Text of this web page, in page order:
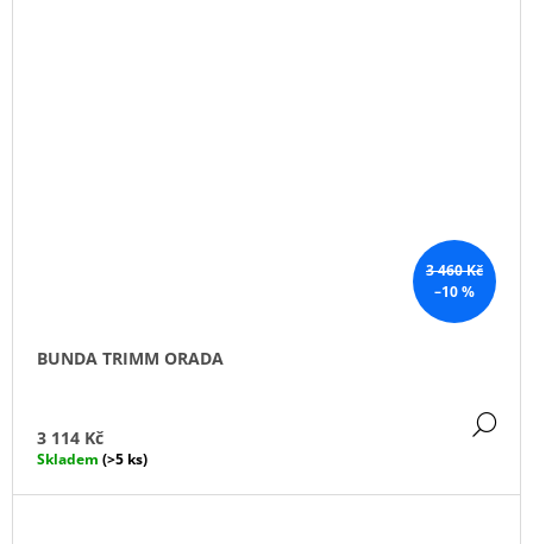
3 460 Kč
–10 %
BUNDA TRIMM ORADA
3 114 Kč
Skladem (>5 ks)